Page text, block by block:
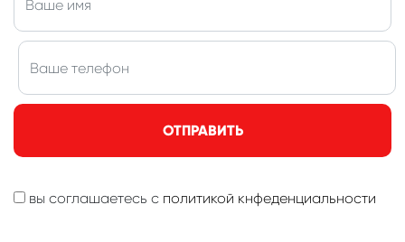
ОТПРАВИТЬ
вы соглашаетесь с политикой кнфеденциальности